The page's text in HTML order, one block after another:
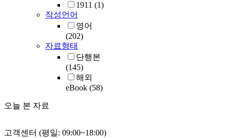
1911 (1)
작성언어
영어
(202)
자료형태
단행본
(145)
해외
eBook (58)
오늘 본 자료
고객센터 (평일: 09:00~18:00)